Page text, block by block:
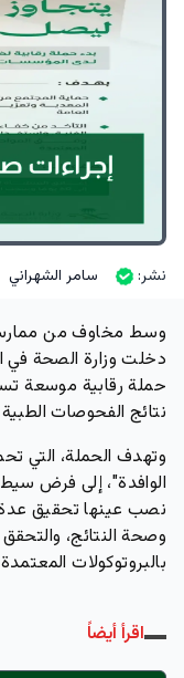
نشر: سامر الشهراني
وسط مخاوف من
دخلت وزارة الصحة في
حملة رقابية موسعة
نتائج الفحوصات الطبية
وتهدف الحملة، التي
الوافدة"، إلى فرض
نصب عينها تحقيق
وصحة النتائج،
بالبروتوكولات
اقرأ أيضاً